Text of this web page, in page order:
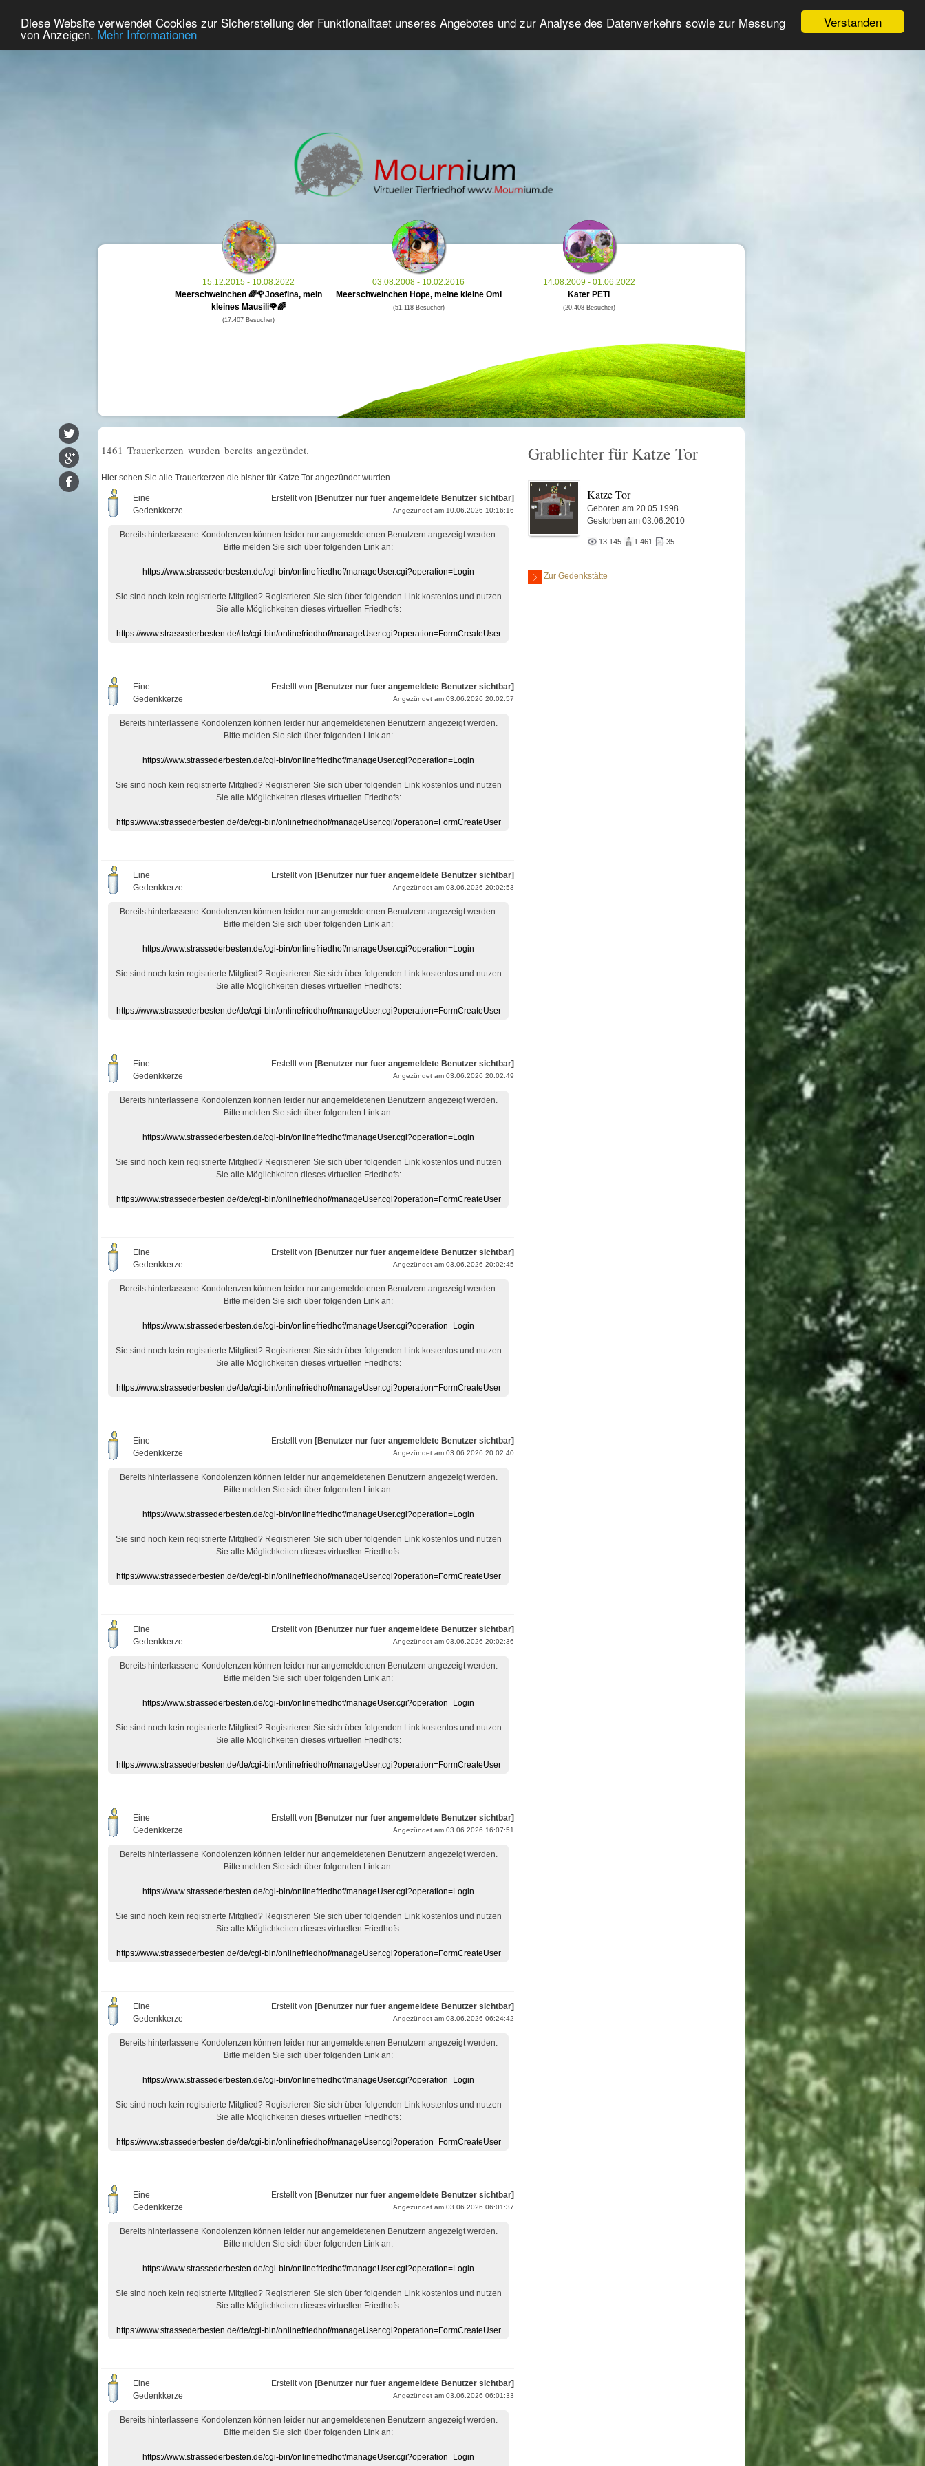
Verstanden
Diese Website verwendet Cookies zur Sicherstellung der Funktionalitaet unseres Angebotes und zur Analyse des Datenverkehrs sowie zur Messung
von Anzeigen. Mehr Informationen
Home Premium Gedenken Tierforum Erweiterte Suche Anmelden
15.12.2015 - 10.08.2022
Meerschweinchen 🌈🌹Josefina, mein
kleines Mausili🌹🌈
(17.407 Besucher)
03.08.2008 - 10.02.2016
Meerschweinchen Hope, meine kleine Omi
(51.118 Besucher)
14.08.2009 - 01.06.2022
Kater PETI
(20.408 Besucher)
1461 Trauerkerzen wurden bereits angezündet.
Hier sehen Sie alle Trauerkerzen die bisher für Katze Tor angezündet wurden.
Eine
Gedenkkerze
Erstellt von [Benutzer nur fuer angemeldete Benutzer sichtbar]
Angezündet am 10.06.2026 10:16:16
Bereits hinterlassene Kondolenzen können leider nur angemeldetenen Benutzern angezeigt werden.
Bitte melden Sie sich über folgenden Link an:
https://www.strassederbesten.de/cgi-bin/onlinefriedhof/manageUser.cgi?operation=Login
Sie sind noch kein registrierte Mitglied? Registrieren Sie sich über folgenden Link kostenlos und nutzen
Sie alle Möglichkeiten dieses virtuellen Friedhofs:
https://www.strassederbesten.de/de/cgi-bin/onlinefriedhof/manageUser.cgi?operation=FormCreateUser
Eine
Gedenkkerze
Erstellt von [Benutzer nur fuer angemeldete Benutzer sichtbar]
Angezündet am 03.06.2026 20:02:57
Bereits hinterlassene Kondolenzen können leider nur angemeldetenen Benutzern angezeigt werden.
Bitte melden Sie sich über folgenden Link an:
https://www.strassederbesten.de/cgi-bin/onlinefriedhof/manageUser.cgi?operation=Login
Sie sind noch kein registrierte Mitglied? Registrieren Sie sich über folgenden Link kostenlos und nutzen
Sie alle Möglichkeiten dieses virtuellen Friedhofs:
https://www.strassederbesten.de/de/cgi-bin/onlinefriedhof/manageUser.cgi?operation=FormCreateUser
Eine
Gedenkkerze
Erstellt von [Benutzer nur fuer angemeldete Benutzer sichtbar]
Angezündet am 03.06.2026 20:02:53
Bereits hinterlassene Kondolenzen können leider nur angemeldetenen Benutzern angezeigt werden.
Bitte melden Sie sich über folgenden Link an:
https://www.strassederbesten.de/cgi-bin/onlinefriedhof/manageUser.cgi?operation=Login
Sie sind noch kein registrierte Mitglied? Registrieren Sie sich über folgenden Link kostenlos und nutzen
Sie alle Möglichkeiten dieses virtuellen Friedhofs:
https://www.strassederbesten.de/de/cgi-bin/onlinefriedhof/manageUser.cgi?operation=FormCreateUser
Eine
Gedenkkerze
Erstellt von [Benutzer nur fuer angemeldete Benutzer sichtbar]
Angezündet am 03.06.2026 20:02:49
Bereits hinterlassene Kondolenzen können leider nur angemeldetenen Benutzern angezeigt werden.
Bitte melden Sie sich über folgenden Link an:
https://www.strassederbesten.de/cgi-bin/onlinefriedhof/manageUser.cgi?operation=Login
Sie sind noch kein registrierte Mitglied? Registrieren Sie sich über folgenden Link kostenlos und nutzen
Sie alle Möglichkeiten dieses virtuellen Friedhofs:
https://www.strassederbesten.de/de/cgi-bin/onlinefriedhof/manageUser.cgi?operation=FormCreateUser
Eine
Gedenkkerze
Erstellt von [Benutzer nur fuer angemeldete Benutzer sichtbar]
Angezündet am 03.06.2026 20:02:45
Bereits hinterlassene Kondolenzen können leider nur angemeldetenen Benutzern angezeigt werden.
Bitte melden Sie sich über folgenden Link an:
https://www.strassederbesten.de/cgi-bin/onlinefriedhof/manageUser.cgi?operation=Login
Sie sind noch kein registrierte Mitglied? Registrieren Sie sich über folgenden Link kostenlos und nutzen
Sie alle Möglichkeiten dieses virtuellen Friedhofs:
https://www.strassederbesten.de/de/cgi-bin/onlinefriedhof/manageUser.cgi?operation=FormCreateUser
Eine
Gedenkkerze
Erstellt von [Benutzer nur fuer angemeldete Benutzer sichtbar]
Angezündet am 03.06.2026 20:02:40
Bereits hinterlassene Kondolenzen können leider nur angemeldetenen Benutzern angezeigt werden.
Bitte melden Sie sich über folgenden Link an:
https://www.strassederbesten.de/cgi-bin/onlinefriedhof/manageUser.cgi?operation=Login
Sie sind noch kein registrierte Mitglied? Registrieren Sie sich über folgenden Link kostenlos und nutzen
Sie alle Möglichkeiten dieses virtuellen Friedhofs:
https://www.strassederbesten.de/de/cgi-bin/onlinefriedhof/manageUser.cgi?operation=FormCreateUser
Eine
Gedenkkerze
Erstellt von [Benutzer nur fuer angemeldete Benutzer sichtbar]
Angezündet am 03.06.2026 20:02:36
Bereits hinterlassene Kondolenzen können leider nur angemeldetenen Benutzern angezeigt werden.
Bitte melden Sie sich über folgenden Link an:
https://www.strassederbesten.de/cgi-bin/onlinefriedhof/manageUser.cgi?operation=Login
Sie sind noch kein registrierte Mitglied? Registrieren Sie sich über folgenden Link kostenlos und nutzen
Sie alle Möglichkeiten dieses virtuellen Friedhofs:
https://www.strassederbesten.de/de/cgi-bin/onlinefriedhof/manageUser.cgi?operation=FormCreateUser
Eine
Gedenkkerze
Erstellt von [Benutzer nur fuer angemeldete Benutzer sichtbar]
Angezündet am 03.06.2026 16:07:51
Bereits hinterlassene Kondolenzen können leider nur angemeldetenen Benutzern angezeigt werden.
Bitte melden Sie sich über folgenden Link an:
https://www.strassederbesten.de/cgi-bin/onlinefriedhof/manageUser.cgi?operation=Login
Sie sind noch kein registrierte Mitglied? Registrieren Sie sich über folgenden Link kostenlos und nutzen
Sie alle Möglichkeiten dieses virtuellen Friedhofs:
https://www.strassederbesten.de/de/cgi-bin/onlinefriedhof/manageUser.cgi?operation=FormCreateUser
Eine
Gedenkkerze
Erstellt von [Benutzer nur fuer angemeldete Benutzer sichtbar]
Angezündet am 03.06.2026 06:24:42
Bereits hinterlassene Kondolenzen können leider nur angemeldetenen Benutzern angezeigt werden.
Bitte melden Sie sich über folgenden Link an:
https://www.strassederbesten.de/cgi-bin/onlinefriedhof/manageUser.cgi?operation=Login
Sie sind noch kein registrierte Mitglied? Registrieren Sie sich über folgenden Link kostenlos und nutzen
Sie alle Möglichkeiten dieses virtuellen Friedhofs:
https://www.strassederbesten.de/de/cgi-bin/onlinefriedhof/manageUser.cgi?operation=FormCreateUser
Eine
Gedenkkerze
Erstellt von [Benutzer nur fuer angemeldete Benutzer sichtbar]
Angezündet am 03.06.2026 06:01:37
Bereits hinterlassene Kondolenzen können leider nur angemeldetenen Benutzern angezeigt werden.
Bitte melden Sie sich über folgenden Link an:
https://www.strassederbesten.de/cgi-bin/onlinefriedhof/manageUser.cgi?operation=Login
Sie sind noch kein registrierte Mitglied? Registrieren Sie sich über folgenden Link kostenlos und nutzen
Sie alle Möglichkeiten dieses virtuellen Friedhofs:
https://www.strassederbesten.de/de/cgi-bin/onlinefriedhof/manageUser.cgi?operation=FormCreateUser
Eine
Gedenkkerze
Erstellt von [Benutzer nur fuer angemeldete Benutzer sichtbar]
Angezündet am 03.06.2026 06:01:33
Bereits hinterlassene Kondolenzen können leider nur angemeldetenen Benutzern angezeigt werden.
Bitte melden Sie sich über folgenden Link an:
https://www.strassederbesten.de/cgi-bin/onlinefriedhof/manageUser.cgi?operation=Login
Grablichter für Katze Tor
Katze Tor
Geboren am 20.05.1998
Gestorben am 03.06.2010
13.145 1.461 35
Zur Gedenkstätte